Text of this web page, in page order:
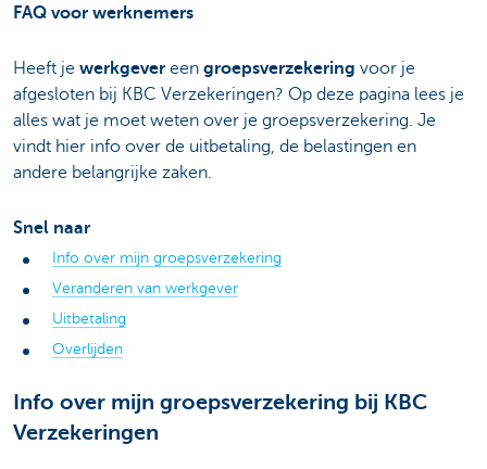
FAQ voor werknemers
Heeft je werkgever een groepsverzekering voor je
afgesloten bij KBC Verzekeringen? Op deze pagina lees je
alles wat je moet weten over je groepsverzekering. Je
vindt hier info over de uitbetaling, de belastingen en
andere belangrijke zaken.
Snel naar
Info over mijn groepsverzekering
Veranderen van werkgever
Uitbetaling
Overlijden
Info over mijn groepsverzekering bij KBC
Verzekeringen